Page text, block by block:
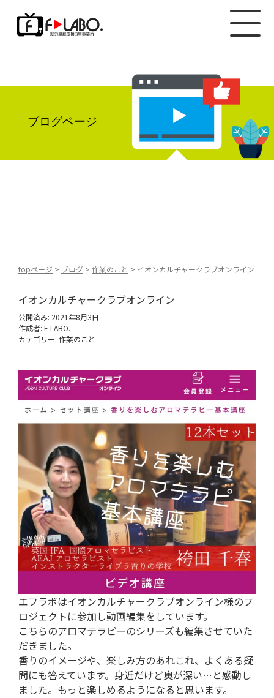
ブログページ
topページ > ブログ > 作業のこと > イオンカルチャークラブオンライン
イオンカルチャークラブオンライン
公開済み: 2021年8月3日
作成者: F-LABO.
カテゴリー: 作業のこと
エフラボはイオンカルチャークラブオンライン様のプ
ロジェクトに参加し動画編集をしています。
こちらのアロマテラピーのシリーズも編集させていた
だきました。
香りのイメージや、楽しみ方のあれこれ、よくある疑
問にも答えています。身近だけど奥が深い…と感動し
ました。もっと楽しめるようになると思います。